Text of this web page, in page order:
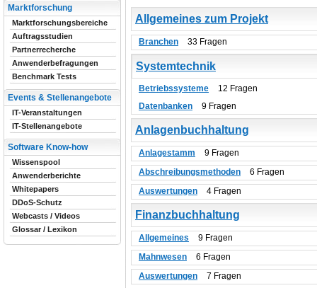
Allgemeines zum Projekt
Branchen 33 Fragen
Systemtechnik
Betriebssysteme
12 Fragen
Datenbanken
9 Fragen
Anlagenbuchhaltung
Anlagestamm
9 Fragen
Abschreibungsmethoden
6 Fragen
Auswertungen
4 Fragen
Finanzbuchhaltung
Allgemeines
9 Fragen
Mahnwesen
6 Fragen
Auswertungen
7 Fragen
Marktforschung
Marktforschungsbereiche
Auftragsstudien
Partnerrecherche
Anwenderbefragungen
Benchmark Tests
Events & Stellenangebote
IT-Veranstaltungen
IT-Stellenangebote
Software Know-how
Wissenspool
Anwenderberichte
Whitepapers
DDoS-Schutz
Webcasts / Videos
Glossar / Lexikon